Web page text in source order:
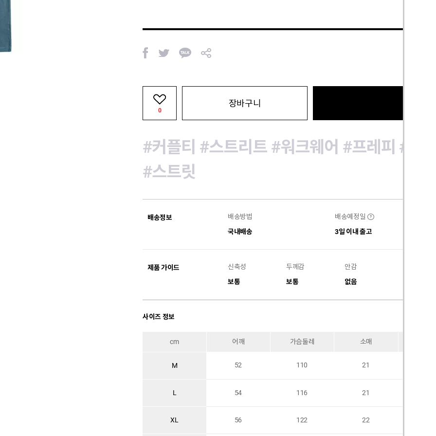
페
이
트
위
카
카
공
유
장바구니
0
#커플티 #스트리트 #워크웨어 #프레피 #미
#스트릿
배송정보
배송방법
국내배송
배송예정일 ?
3일 이내 출고
제품 가이드
신축성
보통
두께감
보통
안감
없음
사이즈 정보
cm 어깨 가슴둘레 소매
M 52 110 21
L 54 116 21
XL 56 122 22